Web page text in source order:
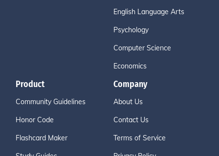
English Language Arts
Psychology
Computer Science
Economics
Product
Community Guidelines
Honor Code
Flashcard Maker
Company
About Us
Contact Us
Terms of Service